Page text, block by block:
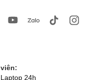
24h